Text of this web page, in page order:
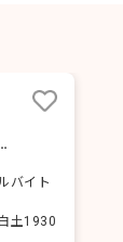
バイト
土1930